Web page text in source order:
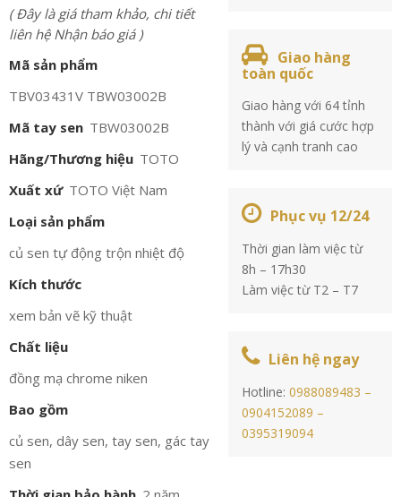
( Đây là giá tham khảo, chi tiết
liên hệ Nhận báo giá )
Mã sản phẩm
TBV03431V TBW03002B
Mã tay sen TBW03002B
Hãng/Thương hiệu TOTO
Xuất xứ TOTO Việt Nam
Loại sản phẩm
củ sen tự động trộn nhiệt độ
Kích thước
xem bản vẽ kỹ thuật
Chất liệu
đồng mạ chrome niken
Bao gồm
củ sen, dây sen, tay sen, gác tay
sen
Giao hàng
toàn quốc
Giao hàng với 64 tỉnh
thành với giá cước hợp
lý và cạnh tranh cao
Phục vụ 12/24
Thời gian làm việc từ
8h – 17h30
Làm việc từ T2 – T7
Liên hệ ngay
Hotline:0988089483 –
0904152089 –
0395319094